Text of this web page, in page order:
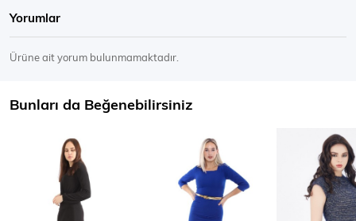
Yorumlar
Ürüne ait yorum bulunmamaktadır.
Bunları da Beğenebilirsiniz